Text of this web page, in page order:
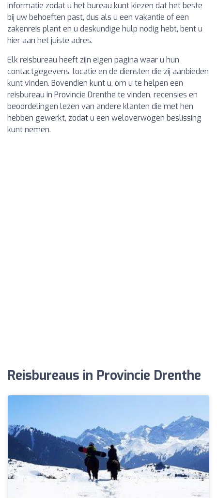
informatie zodat u het bureau kunt kiezen dat het beste
bij uw behoeften past, dus als u een vakantie of een
zakenreis plant en u deskundige hulp nodig hebt, bent u
hier aan het juiste adres.
Elk reisbureau heeft zijn eigen pagina waar u hun
contactgegevens, locatie en de diensten die zij aanbieden
kunt vinden. Bovendien kunt u, om u te helpen een
reisbureau in Provincie Drenthe te vinden, recensies en
beoordelingen lezen van andere klanten die met hen
hebben gewerkt, zodat u een weloverwogen beslissing
kunt nemen.
Reisbureaus in Provincie Drenthe